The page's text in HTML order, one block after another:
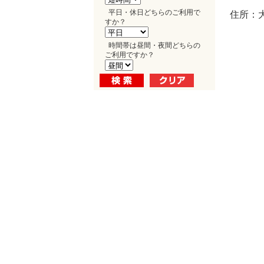
平日・休日どちらのご利用で
すか？
時間帯は昼間・夜間どちらの
ご利用ですか？
住所：